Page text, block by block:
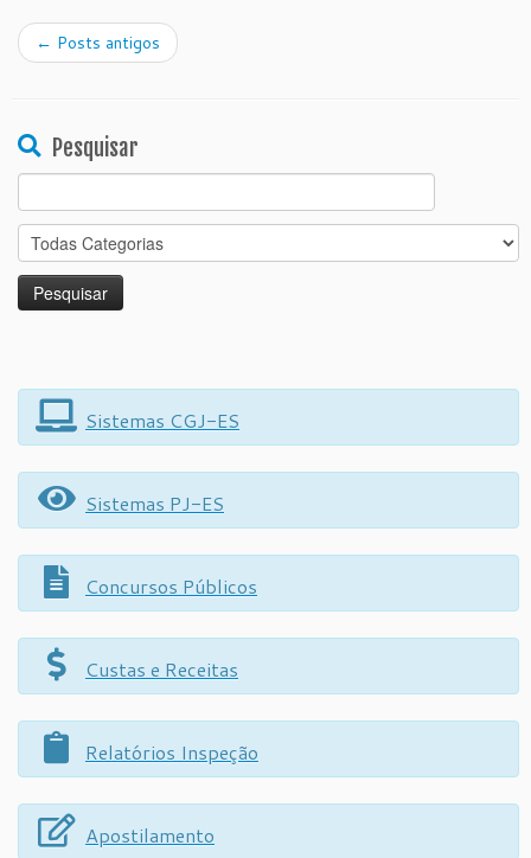
← Posts antigos
Pesquisar
for:
Sistemas CGJ-ES
Sistemas PJ-ES
Concursos Públicos
Custas e Receitas
Relatórios Inspeção
Apostilamento